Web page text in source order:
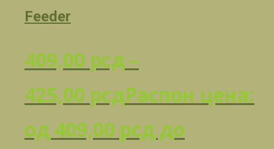
Feeder
409,00 рсд –
425,00 рсдРаспон цена:
од 409,00 рсд до